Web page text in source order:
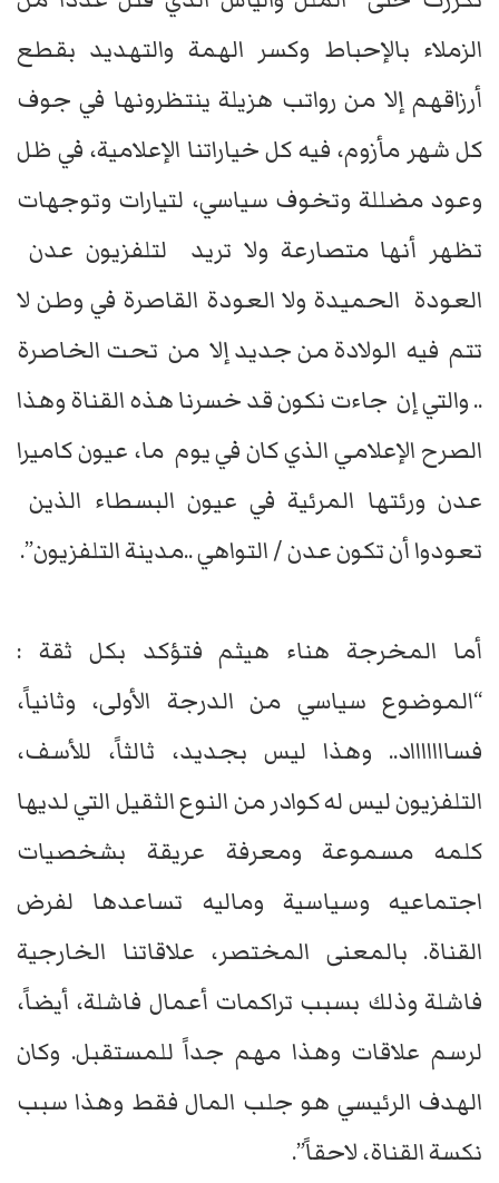
الزملاء بالإحباط وكسر الهمة والتهديد بقطع
أرزاقهم إلا من رواتب هزيلة ينتظرونها في جوف
كل شهر مأزوم، فيه كل خياراتنا الإعلامية، في ظل
وعود مضللة وتخوف سياسي، لتيارات وتوجهات
تظهر أنها متصارعة ولا تريد لتلفزيون عدن
العودة الحميدة ولا العودة القاصرة في وطن لا
تتم فيه الولادة من جديد إلا من تحت الخاصرة
.. والتي إن جاءت نكون قد خسرنا هذه القناة وهذا
الصرح الإعلامي الذي كان في يوم ما، عيون كاميرا
عدن ورئتها المرئية في عيون البسطاء الذين
تعودوا أن تكون عدن / التواهي ..مدينة التلفزيون”.
أما المخرجة هناء هيثم فتؤكد بكل ثقة :
“الموضوع سياسي من الدرجة الأولى، وثانياً،
فساااااااد.. وهذا ليس بجديد، ثالثاً، للأسف،
التلفزيون ليس له كوادر من النوع الثقيل التي لديها
كلمه مسموعة ومعرفة عريقة بشخصيات
اجتماعيه وسياسية وماليه تساعدها لفرض
القناة. بالمعنى المختصر، علاقاتنا الخارجية
فاشلة وذلك بسبب تراكمات أعمال فاشلة، أيضاً،
لرسم علاقات وهذا مهم جداً للمستقبل. وكان
الهدف الرئيسي هو جلب المال فقط وهذا سبب
نكسة القناة، لاحقاً”.